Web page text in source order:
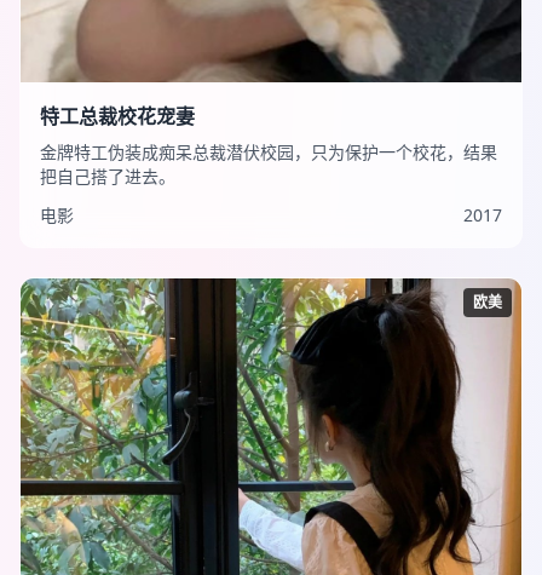
特工总裁校花宠妻
金牌特工伪装成痴呆总裁潜伏校园，只为保护一个校花，结果
把自己搭了进去。
电影
2017
欧美